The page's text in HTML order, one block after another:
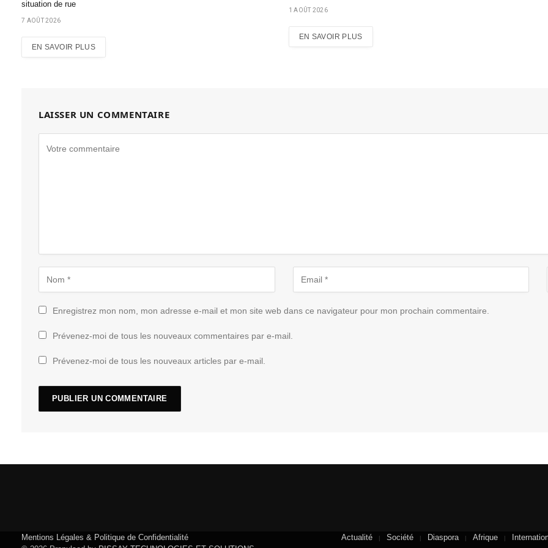
situation de rue
7 AOÛT 2026
EN SAVOIR PLUS
1 AOÛT 2026
EN SAVOIR PLUS
LAISSER UN COMMENTAIRE
Enregistrez mon nom, mon adresse e-mail et mon site web dans ce navigateur pour mon prochain commentaire.
Prévenez-moi de tous les nouveaux commentaires par e-mail.
Prévenez-moi de tous les nouveaux articles par e-mail.
Mentions Légales & Politique de Confidentialité
Actualité Société Diaspora Afrique